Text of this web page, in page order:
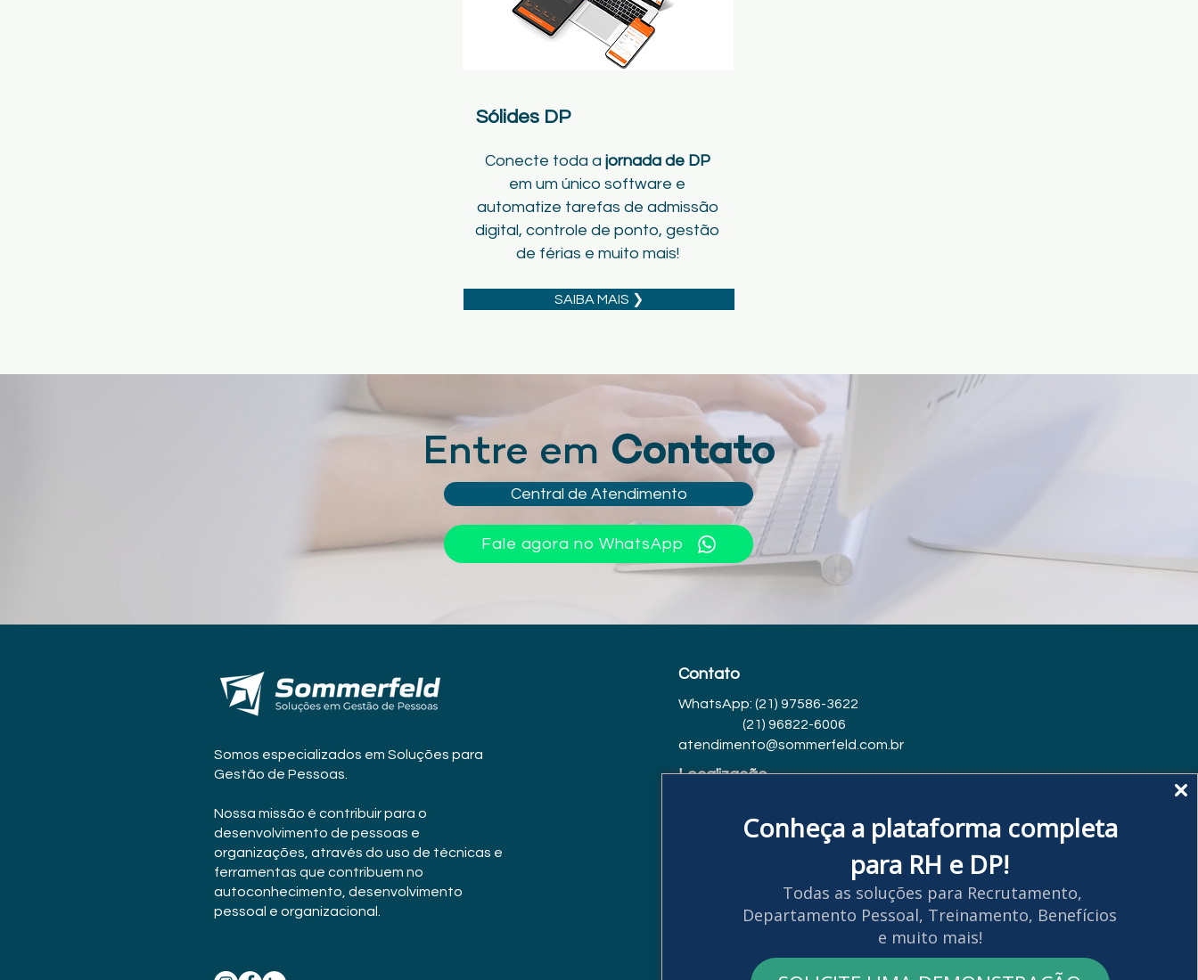
Conheça a plataforma completa
para RH e DP!
Todas as soluções para Recrutamento,
Departamento Pessoal, Treinamento, Benefícios
e muito mais!​
Sólides DP
Conecte toda a jornada de DP
em um único software e
automatize tarefas de admissão
digital, controle de ponto, gestão
de férias e muito mais!
SAIBA MAIS ❯
Entre em Contato
Central de Atendimento
Fale agora no WhatsApp
Somos especializados em Soluções para
Gestão de Pessoas.
Nossa missão é contribuir para o
desenvolvimento de pessoas e
organizações, através do uso de técnicas e
ferramentas que contribuem no
autoconhecimento, desenvolvimento
pessoal e organizacional.
Contato
WhatsApp: (21) 97586-3622
(21) 96822-6006
atendimento@sommerfeld.com.br
Localização
24240-185